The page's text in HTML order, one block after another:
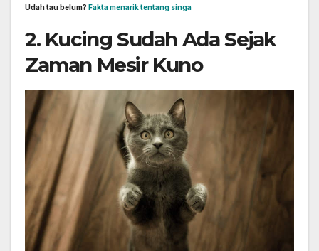
Udah tau belum? Fakta menarik tentang singa
2. Kucing Sudah Ada Sejak
Zaman Mesir Kuno